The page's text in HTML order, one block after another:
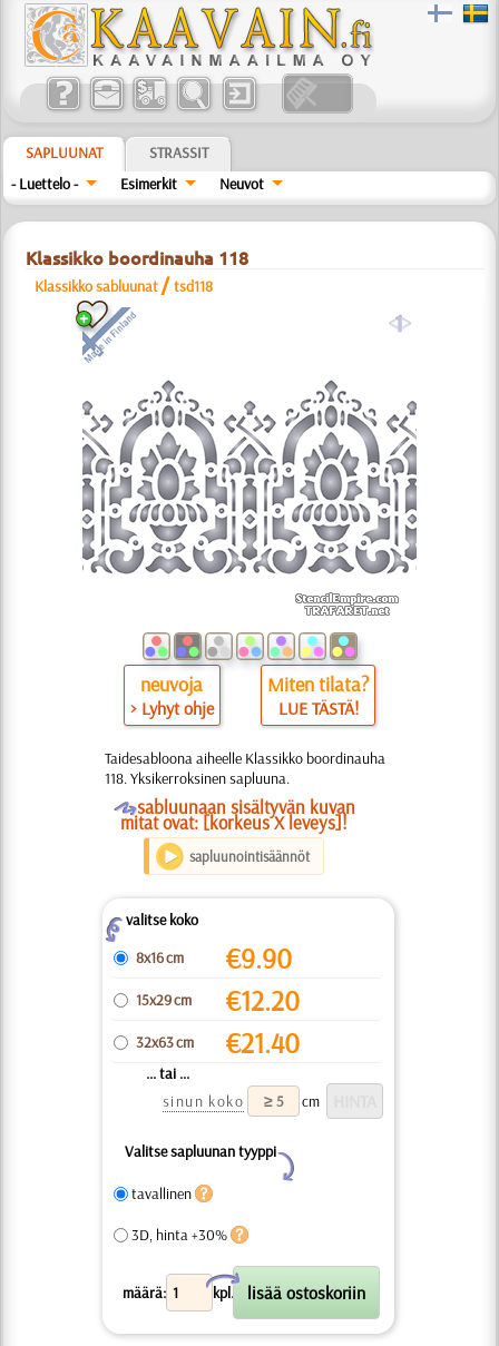
SAPLUUNAT
STRASSIT
- Luettelo -
Esimerkit Neuvot
Klassikko boordinauha 118
Klassikko sabluunat /tsd118
a
neuvoja
> Lyhyt ohje
Miten tilata?
LUE TÄSTÄ!
Taidesabloona aiheelle Klassikko boordinauha
118. Yksikerroksinen sapluuna.
Osabluunaan sisältyvän kuvan
mitat ovat: [korkeus X leveys]!
sapluunointisäännöt
Zvalitse koko
8x16 cm
€9.90
15x29 cm €12.20
32x63 cm €21.40
... tai ...
sinun koko
cm
Valitse sapluunan tyyppi
Y
tavallinen
3D, hinta +30%
määrä: kpl.
X